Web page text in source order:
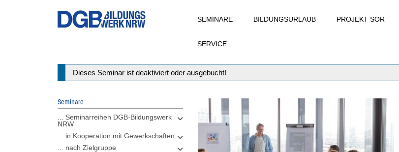
SEMINARE BILDUNGSURLAUB PROJEKT SOR
SERVICE
Statusmeldung
Dieses Seminar ist deaktiviert oder ausgebucht!
Seminare
... Seminarreihen DGB-Bildungswerk
NRW
... in Kooperation mit Gewerkschaften
... nach Zielgruppe